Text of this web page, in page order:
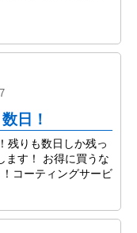
日！
残りも数日しか残っ
ます！ お得に買うな
コーティングサービ